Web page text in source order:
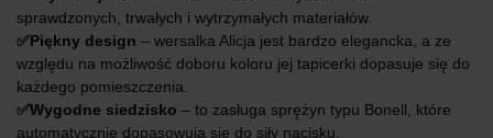
sprawdzonych, trwałych i wytrzymałych materiałów.
✅Piękny design – wersalka Alicja jest bardzo elegancka, a ze
względu na możliwość doboru koloru jej tapicerki dopasuje się do
każdego pomieszczenia.
✅Wygodne siedzisko – to zasługa sprężyn typu Bonell, które
automatycznie dopasowują się do siły nacisku.